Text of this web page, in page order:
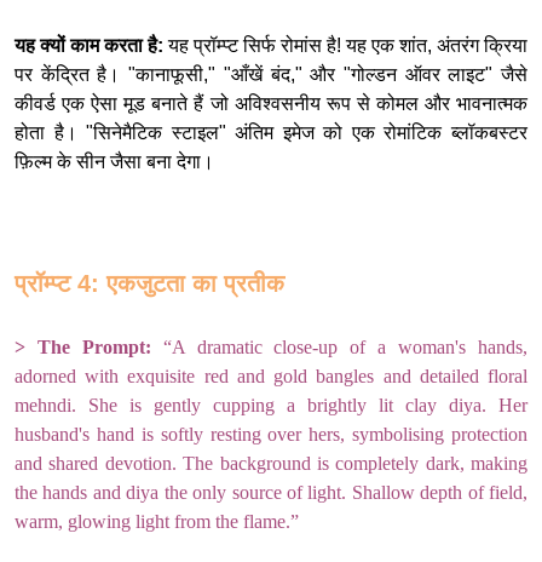
यह क्यों काम करता है: यह प्रॉम्प्ट सिर्फ रोमांस है! यह एक शांत, अंतरंग क्रिया
पर केंद्रित है। "कानाफूसी," "आँखें बंद," और "गोल्डन ऑवर लाइट" जैसे
कीवर्ड एक ऐसा मूड बनाते हैं जो अविश्वसनीय रूप से कोमल और भावनात्मक
होता है। "सिनेमैटिक स्टाइल" अंतिम इमेज को एक रोमांटिक ब्लॉकबस्टर
फ़िल्म के सीन जैसा बना देगा।
प्रॉम्प्ट 4: एकजुटता का प्रतीक
> The Prompt: “A dramatic close-up of a woman's hands,
adorned with exquisite red and gold bangles and detailed floral
mehndi. She is gently cupping a brightly lit clay diya. Her
husband's hand is softly resting over hers, symbolising protection
and shared devotion. The background is completely dark, making
the hands and diya the only source of light. Shallow depth of field,
warm, glowing light from the flame.”